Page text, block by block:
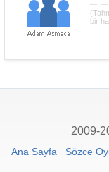
bir
2009-
Ana Sayfa Sözce